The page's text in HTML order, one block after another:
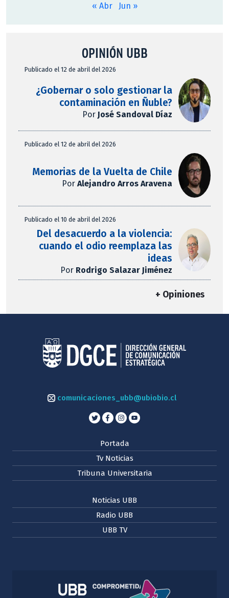
« Abr Jun »
OPINIÓN UBB
Publicado el 12 de abril del 2026
¿Gobernar o solo gestionar la
contaminación en Ñuble?
Por José Sandoval Díaz
Publicado el 12 de abril del 2026
Memorias de la Vuelta de Chile
PorAlejandro Arros Aravena
Publicado el 10 de abril del 2026
Del desacuerdo a la violencia:
cuando el odio reemplaza las
ideas
Por Rodrigo Salazar Jiménez
+ Opiniones
comunicaciones_ubb@ubiobio.cl
Portada
Tv Noticias
Tribuna Universitaria
Noticias UBB
Radio UBB
UBB TV